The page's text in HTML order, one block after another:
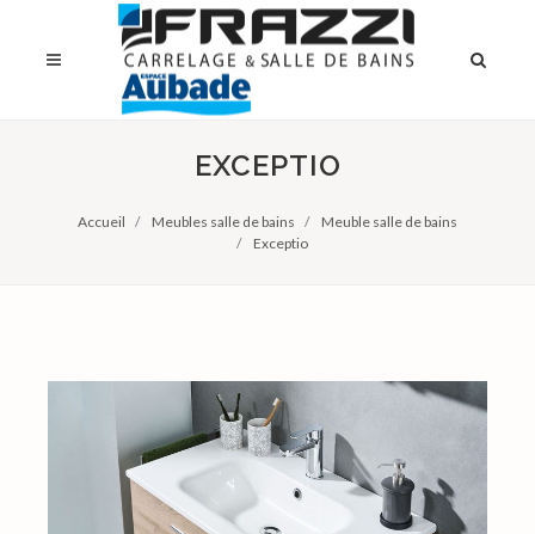
EXCEPTIO
Accueil Meubles salle de bains
Meuble salle de bains
Exceptio